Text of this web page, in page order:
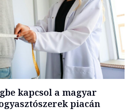
kapcsol a magyar
piacán